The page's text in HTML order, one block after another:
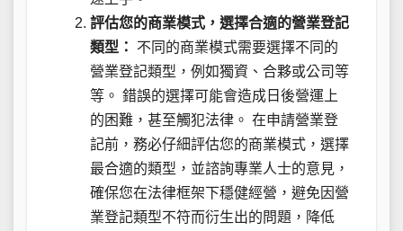
評估您的商業模式，選擇合適的營業登記
類型：
不同的商業模式需要選擇不同的
營業登記類型，例如獨資、合夥或公司等
等。 錯誤的選擇可能會造成日後營運上
的困難，甚至觸犯法律。 在申請營業登
記前，務必仔細評估您的商業模式，選擇
最合適的類型，並諮詢專業人士的意見，
確保您在法律框架下穩健經營，避免因營
業登記類型不符而衍生出的問題，降低